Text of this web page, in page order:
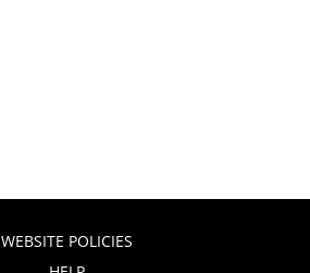
WEBSITE POLICIES